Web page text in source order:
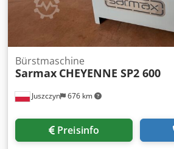
Juszczyn 676 km
Bürstmaschine
Sarmax CHEYENNE SP2 600
Preisinfo